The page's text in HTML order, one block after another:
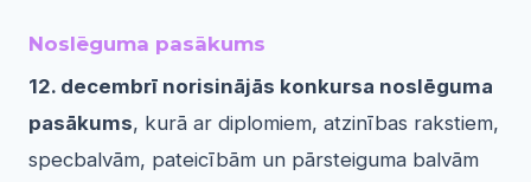
Noslēguma pasākums
12. decembrī norisinājās konkursa noslēguma
pasākums, kurā ar diplomiem, atzinības rakstiem,
specbalvām, pateicībām un pārsteiguma balvām